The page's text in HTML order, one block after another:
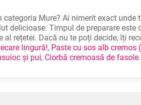
Mure? Ai nimerit exact unde
delicioase. Timpul de preparare este
rețetei. Dacă nu te poți decide, îți
lingură!, Paste cu sos alb cremos
și pui, Ciorbă cremoasă de fasole